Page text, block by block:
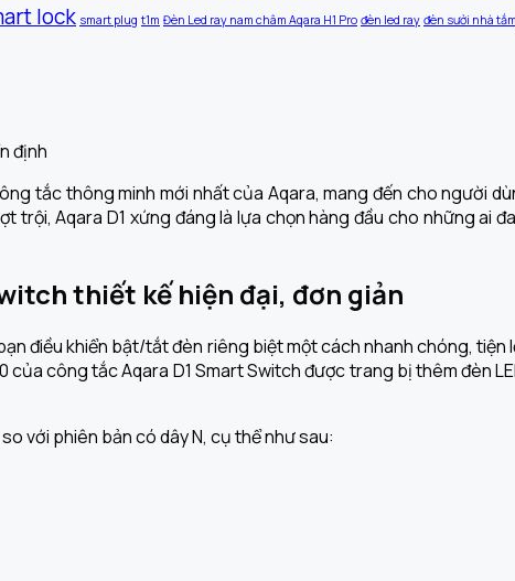
lock smart plug t1m Đèn Led ray nam châm Aqara H1 Pro đèn led ray đèn sưởi nhà tắm
tắc thông minh mới nhất của Aqara, mang đến cho người
Aqara D1 xứng đáng là lựa chọn hàng đầu cho những ai
thiết kế hiện đại, đơn giản
điều khiển bật/tắt đèn riêng biệt một cách nhanh chóng,
của công tắc Aqara D1 Smart Switch được trang bị thêm đèn
với phiên bản có dây N, cụ thể như sau: